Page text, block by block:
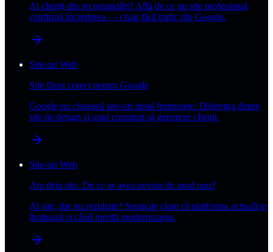
Ai clienți din recomandări? Află de ce un site profesional
confirmă încrederea — chiar fără trafic din Google.
Site-uri Web
Site făcut corect pentru Google
Google nu clasează site-uri după frumusețe. Diferența dintre
site de design și unul construit să genereze clienți.
Site-uri Web
Am deja site. De ce aș avea nevoie de unul nou?
Ai site, dar nu rezultate? Semnale clare că platforma actuală te
limitează și când merită modernizarea.